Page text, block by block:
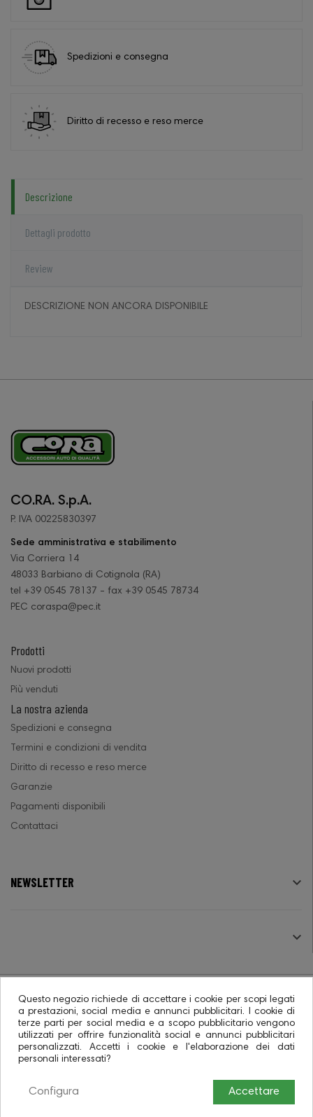
0
Spedizioni e consegna
Diritto di recesso e reso merce
Descrizione
Dettagli prodotto
Review
DESCRIZIONE NON ANCORA DISPONIBILE
CO.RA. S.p.A.
P. IVA 00225830397
Sede amministrativa e stabilimento
Via Corriera 14
48033 Barbiano di Cotignola (RA)
tel +39 0545 78137 - fax +39 0545 78734
PEC coraspa@pec.it
Prodotti
Nuovi prodotti
Più venduti
La nostra azienda
Spedizioni e consegna
Termini e condizioni di vendita
Diritto di recesso e reso merce
Garanzie
Pagamenti disponibili
Contattaci
NEWSLETTER 

© 2026 - Ecommerce software CO.RA. SpA
Questo negozio richiede di accettare i cookie per scopi legati
a prestazioni, social media e annunci pubblicitari. I cookie di
terze parti per social media e a scopo pubblicitario vengono
utilizzati per offrire funzionalità social e annunci pubblicitari
personalizzati. Accetti i cookie e l'elaborazione dei dati
personali interessati?
Accettare
Configura